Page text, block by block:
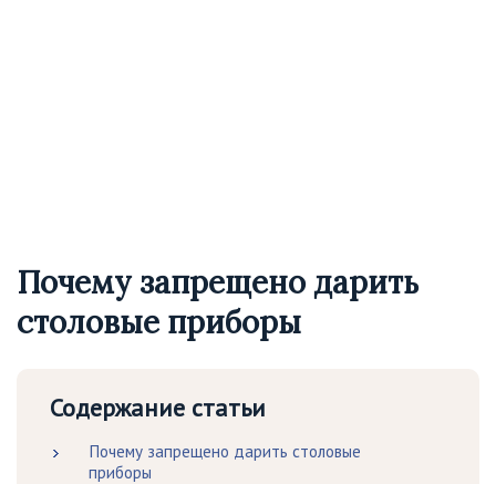
Почему запрещено дарить
столовые приборы
Содержание статьи
Почему запрещено дарить столовые
приборы